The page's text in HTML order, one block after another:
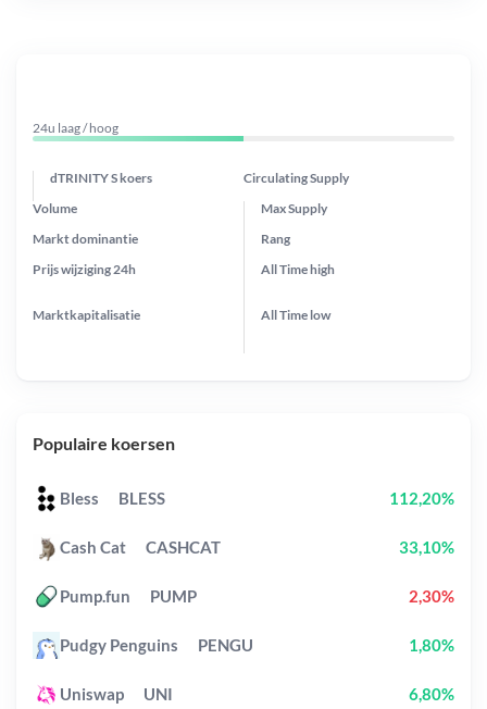
24u laag / hoog
dTRINITY S koers Circulating Supply
Prijs wijziging 24h
Max Supply
Markt dominantie
Marktkapitalisatie
Volume
Rang
All Timehigh
All Time low
Populaire koersen
Bless BLESS 112,20%
Cash Cat CASHCAT 33,10%
Pump.fun PUMP 2,30%
Pudgy Penguins PENGU 1,80%
Uniswap UNI 6,80%